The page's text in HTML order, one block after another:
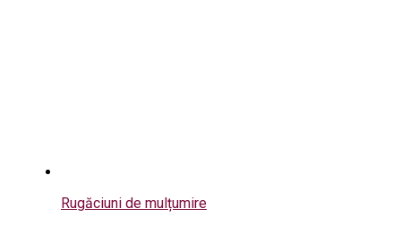
Rugăciuni de mulțumire